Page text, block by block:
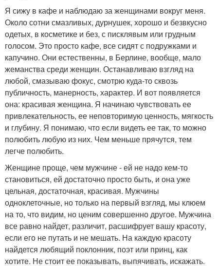
Я сижу в кафе и наблюдаю за женщинами вокруг меня.
Около сотни смазливых, дурнушек, хорошо и безвкусно
одетых, в косметике и без, с писклявым или грудным
голосом. Это просто кафе, все сидят с подружками и
капучино. Они естественны, в Берлине, вообще, мало
жеманства среди женщин. Останавливаю взгляд на
любой, смазываю фокус, смотрю куда-то сквозь
публичность, манерность, характер. И вот появляется
она: красивая женщина. Я начинаю чувствовать ее
привлекательность, ее неповторимую ценность, мягкость
и глубину. Я понимаю, что если видеть ее так, то можно
полюбить любую из них. Чем меньше прячутся, тем
легче полюбить.
Женщине проще, чем мужчине - ей не надо кем-то
становиться, ей достаточно просто быть, и она уже
цельная, достаточная, красивая. Мужчины
одноклеточные, но только на первый взгляд, мы клюем
на то, что видим, но ценим совершенно другое. Мужчина
все равно найдет, различит, расшифрует вашу красоту,
если его не путать и не мешать. На каждую красоту
найдется любящий поклонник, поэт или принц, как
хотите. Не стоит ее показывать, выпячивать, искажать.